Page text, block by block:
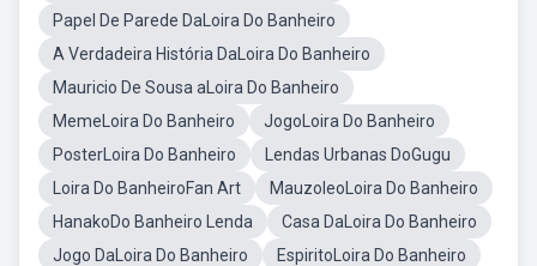
Papel De Parede DaLoira Do Banheiro
A Verdadeira História DaLoira Do Banheiro
Mauricio De Sousa aLoira Do Banheiro
MemeLoira Do Banheiro
JogoLoira Do Banheiro
PosterLoira Do Banheiro
Lendas Urbanas DoGugu
Loira Do BanheiroFan Art
MauzoleoLoira Do Banheiro
HanakoDo Banheiro Lenda
Casa DaLoira Do Banheiro
Jogo DaLoira Do Banheiro
EspiritoLoira Do Banheiro